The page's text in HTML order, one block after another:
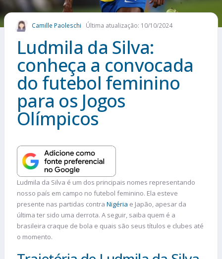
COMO APOSTAR
MAIS ESPORTES
Camille Paoleschi Última atualização: 10/10/2024
Ludmila da Silva:
conheça a convocada
do futebol feminino
para os Jogos
Olímpicos
Ludmila da Silva é um dos principais nomes representando
nosso país em campo no futebol feminino. Ela esteve
presente nas partidas contra Nigéria e Japão, apesar da
última ter sido uma derrota. A seguir, saiba quem é a
brasileira craque de bola e quais são seus títulos e clubes até
o momento.